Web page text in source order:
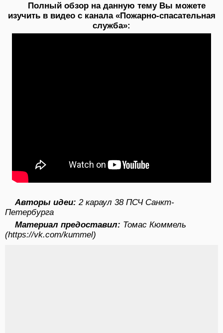
Полный обзор на данную тему Вы можете
изучить в видео с канала «Пожарно-спасательная
служба»:
Авторы идеи: 2 караул 38 ПСЧ Санкт-
Петербурга
Материал предоставил: Томас Кюммель
(https://vk.com/kummel)